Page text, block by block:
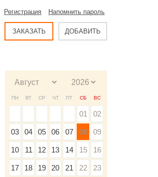
Регистрация Напомнить пароль
ЗАКАЗАТЬ ДОБАВИТЬ
ПН ВТ СР ЧТ ПТ СБ ВС
01 02
03 04 05 06 07 08 09
10 11 12 13 14 15 16
17 18 19 20 21 22 23